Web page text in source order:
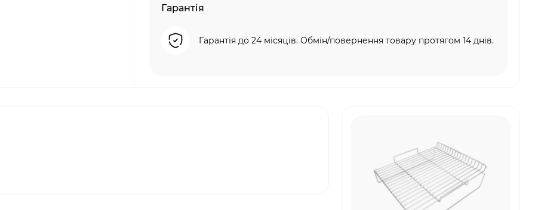
Гарантія
Гарантія до 24 місяців. Обмін/повернення товару протягом 14 днів.